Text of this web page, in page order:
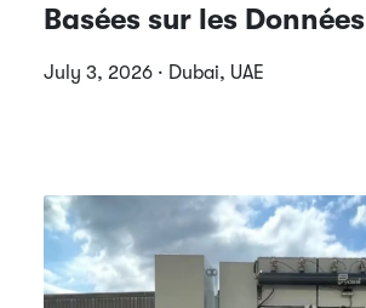
Basées sur les Données
July 3, 2026 · Dubai, UAE